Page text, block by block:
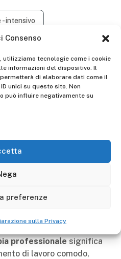
Consenso
tecnologie come i cookie
informazioni del dispositivo. Il
di elaborare dati come il
unici su questo sito. Non
può influire negativamente su
preferenze
sulla Privacy
intensivo
anteriori sono
alluminio pressofusa
stabile e durevole.
professionalesignifica
di lavoro comodo,